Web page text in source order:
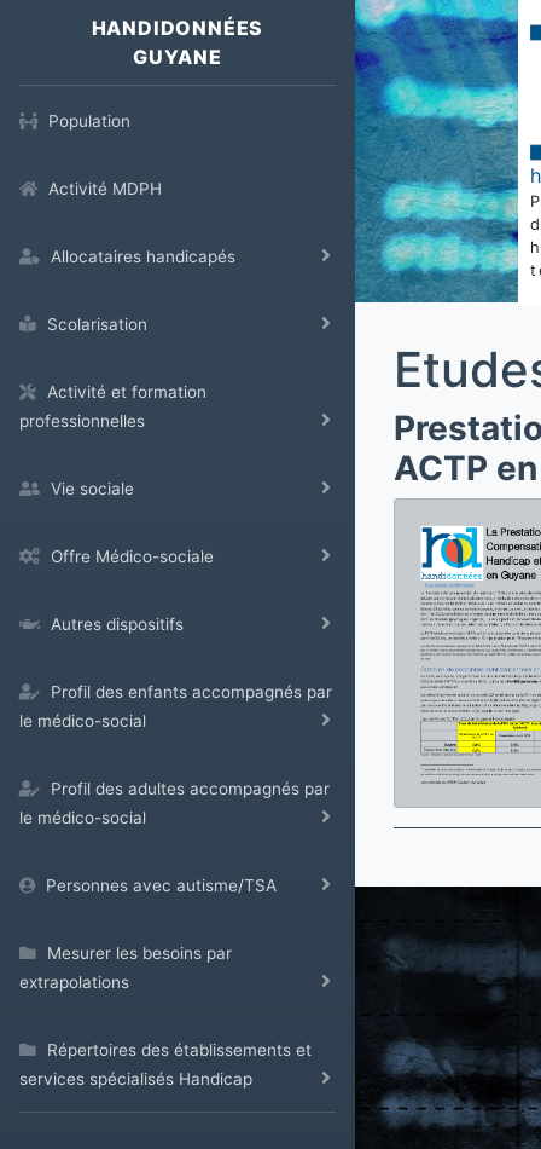
HANDIDONNÉES
GUYANE
Population
Activité MDPH
Allocataires handicapés
Scolarisation
Activité et formation
professionnelles
Vie sociale
Offre Médico-sociale
Autres dispositifs
Profil des enfants accompagnés par
le médico-social
Profil des adultes accompagnés par
le médico-social
Personnes avec autisme/TSA
Mesurer les besoins par
extrapolations
Répertoires des établissements et
services spécialisés Handicap
ACTP